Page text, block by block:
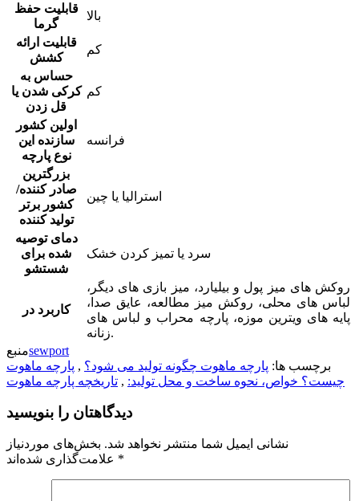
قابلیت حفظ
گرما
بالا
قابلیت ارائه
کشش
کم
حساس به
کرکی شدن یا
قل زدن
کم
اولین کشور
سازنده این
نوع پارچه
فرانسه
بزرگترین
صادر کننده/
کشور برتر
تولید کننده
استرالیا یا چین
دمای توصیه
شده برای
شستشو
سرد یا تمیز کردن خشک
کاربرد در
روکش های میز پول و بیلیارد، میز بازی های دیگر،
لباس های محلی، روکش میز مطالعه، عایق صدا،
پایه های ویترین موزه، پارچه محراب و لباس های
زنانه.
منبعsewport
برچسب ها: پارچه ماهوت چگونه تولید می شود؟ , پارچه ماهوت
چیست؟ خواص، نحوه ساخت و محل تولید: , تاریخچه پارچه ماهوت
دیدگاهتان را بنویسید
نشانی ایمیل شما منتشر نخواهد شد. بخش‌های موردنیاز
*